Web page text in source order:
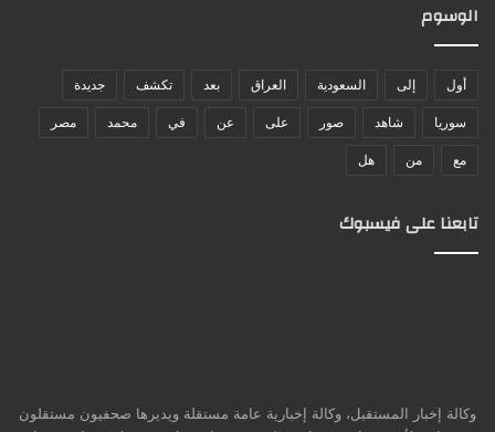
الوسوم
أول إلى السعودية العراق بعد تكشف جديدة
سوريا شاهد صور على عن في محمد مصر
مع من هل
تابعنا على فيسبوك
وكالة إخبار المستقبل، وكالة إخبارية عامة مستقلة ويديرها صحفيون مستقلون